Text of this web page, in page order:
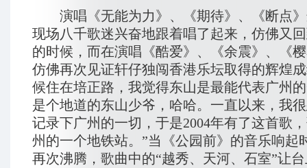
演唱《无能为力》、《期待》、《断点》
现场八千歌迷兴奋地跟着唱了起来，仿佛又
的时候，而在演唱《酷爱》、《余震》、《
仿佛再次见证轩仔独闯香港乐坛取得的辉煌
候住在培正路，我觉得东山是最能代表广州
是个地道的东山少爷，哈哈。一直以来，我
记录下广州的一切，于是2004年有了这首歌
州的一个地铁站。”当《公园前》的音乐响起
再次沸腾，歌曲中的“越秀、天河、石室”让